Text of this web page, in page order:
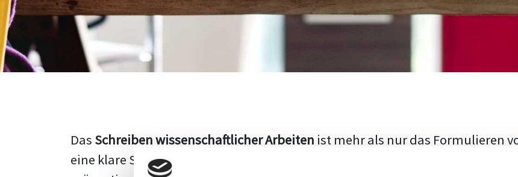
Das Schreiben wissenschaftlicher Arbeiten ist mehr als nur das Formulieren
eine klare Struktur, einen logischen Aufbau und die Fähigkeit, den aktuellen